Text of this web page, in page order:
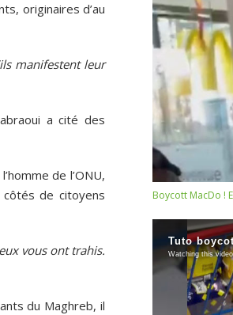
originaires d’au
manifestent leur
a cité des
de l’ONU,
de citoyens
vous ont trahis.
du Maghreb, il
Boycott MacDo !